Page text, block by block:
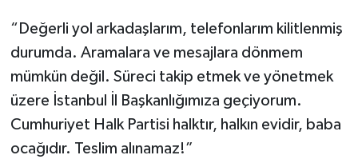
“Değerli yol arkadaşlarım, telefonlarım kilitlenmiş
durumda. Aramalara ve mesajlara dönmem
mümkün değil. Süreci takip etmek ve yönetmek
üzere İstanbul İl Başkanlığımıza geçiyorum.
Cumhuriyet Halk Partisi halktır, halkın evidir, baba
ocağıdır. Teslim alınamaz!”